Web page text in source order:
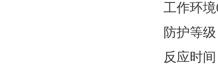
工作环
防护等
反应时